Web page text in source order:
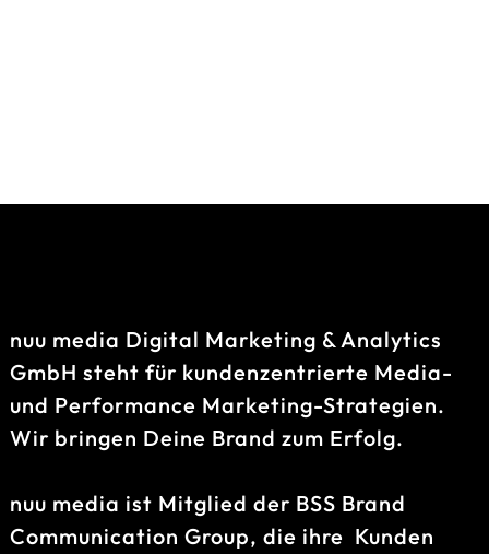
nuu media Digital Marketing & Analytics
GmbH steht für kundenzentrierte Media-
und Performance Marketing-Strategien.
Wir bringen Deine Brand zum Erfolg.
nuu media ist Mitglied der BSS Brand
Communication Group, die ihre Kunden